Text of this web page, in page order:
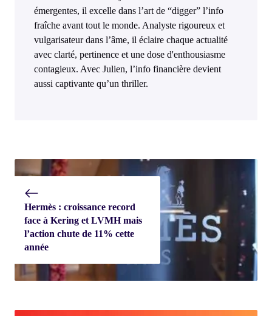
émergentes, il excelle dans l’art de “digger” l’info
fraîche avant tout le monde. Analyste rigoureux et
vulgarisateur dans l’âme, il éclaire chaque actualité
avec clarté, pertinence et une dose d'enthousiasme
contagieux. Avec Julien, l’info financière devient
aussi captivante qu’un thriller.
Hermès : croissance record
face à Kering et LVMH mais
l’action chute de 11% cette
année